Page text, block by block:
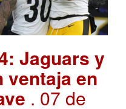
Jaguars y
ventaja en
. 07 de